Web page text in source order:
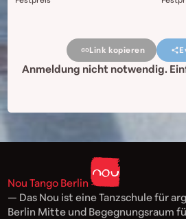
Link kopieren
Anmeldung nicht notwendig.
Nou Tango Berlin
— Das Nou ist eine Tanzschule für
Berlin Mitte und Begegnungsraum